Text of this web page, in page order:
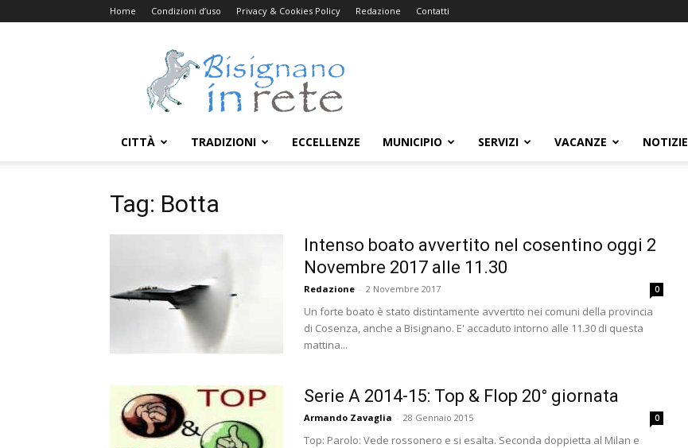
Home Condizioni d’uso Privacy & Cookies Policy Redazione Contatti
Bisignanoinrete.com
CITTÀ TRADIZIONI ECCELLENZE MUNICIPIO SERVIZI VACANZE NOTIZIE
Tag: Botta
Intenso boato avvertito nel cosentino oggi 2
Novembre 2017 alle 11.30
Redazione - 2 Novembre 2017 0
Un forte boato è stato distintamente avvertito nei comuni della provincia
di Cosenza, anche a Bisignano. E' accaduto intorno alle 11.30 di questa
mattina...
Serie A 2014-15: Top & Flop 20° giornata
Armando Zavaglia - 28 Gennaio 2015 0
Top: Parolo: Vede rossonero e si esalta. Seconda doppietta al Milan e